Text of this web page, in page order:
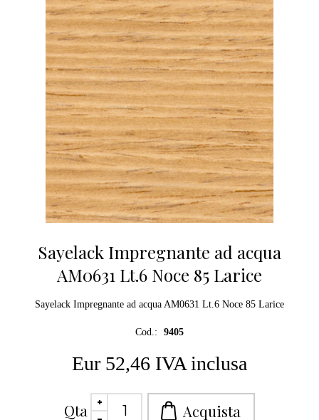
Sayelack Impregnante ad acqua
AM0631 Lt.6 Noce 85 Larice
Sayelack Impregnante ad acqua AM0631 Lt.6 Noce 85 Larice
Cod.: 9405
Eur 52,46 IVA inclusa
Qta